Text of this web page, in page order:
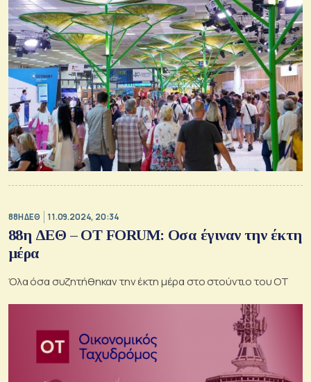
88Η ΔΕΘ 11.09.2024, 20:34
88η ΔΕΘ – OT FORUM: Οσα έγιναν την έκτη
μέρα
Όλα όσα συζητήθηκαν την έκτη μέρα στο στούντιο του ΟΤ